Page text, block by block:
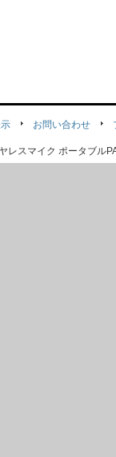
お問い合わせ
レスマイク ポータブル